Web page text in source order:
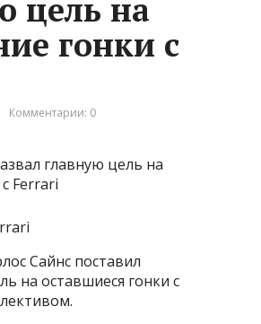
цель на
гонки с
Комментарии: 0
Сайнс поставил
на оставшиеся гонки с